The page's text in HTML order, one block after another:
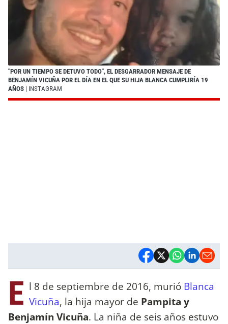
"POR UN TIEMPO SE DETUVO TODO", EL DESGARRADOR MENSAJE DE
BENJAMÍN VICUÑA POR EL DÍA EN EL QUE SU HIJA BLANCA CUMPLIRÍA 19
AÑOS | INSTAGRAM
E l 8 de septiembre de 2016, murió Blanca
Vicuña, la hija mayor de Pampita y
Benjamín Vicuña. La niña de seis años estuvo